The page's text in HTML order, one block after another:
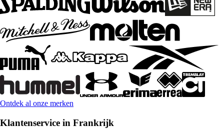
Ontdek al onze merken
Klantenservice in Frankrijk